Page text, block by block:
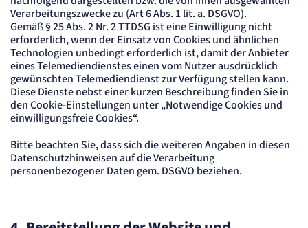
Verarbeitungszwecke zu (Art 6 Abs. 1 lit. a. DSGVO).
Gemäß § 25 Abs. 2 Nr. 2 TTDSG ist eine Einwilligung nicht
erforderlich, wenn der Einsatz von Cookies und ähnlichen
Technologien unbedingt erforderlich ist, damit der Anbieter
eines Telemediendienstes einen vom Nutzer ausdrücklich
gewünschten Telemediendienst zur Verfügung stellen kann.
Diese Dienste nebst einer kurzen Beschreibung finden Sie in
den Cookie-Einstellungen unter „Notwendige Cookies und
einwilligungsfreie Cookies“.
Bitte beachten Sie, dass sich die weiteren Angaben in diesen
Datenschutzhinweisen auf die Verarbeitung
personenbezogener Daten gem. DSGVO beziehen.